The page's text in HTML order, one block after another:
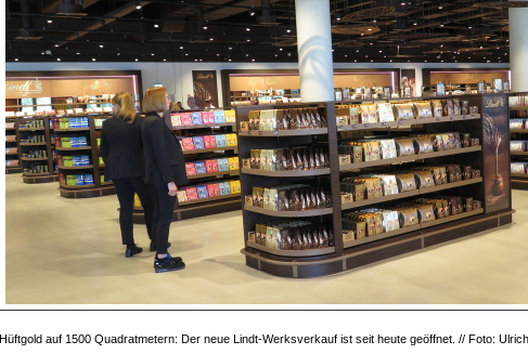
Hüftgold auf 1500 Quadratmetern: Der neue Lindt-Werksverkauf ist seit heute geöffnet. // Foto: